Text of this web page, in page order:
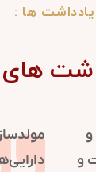
یادداشت ها :
های
نقش
فرایند با